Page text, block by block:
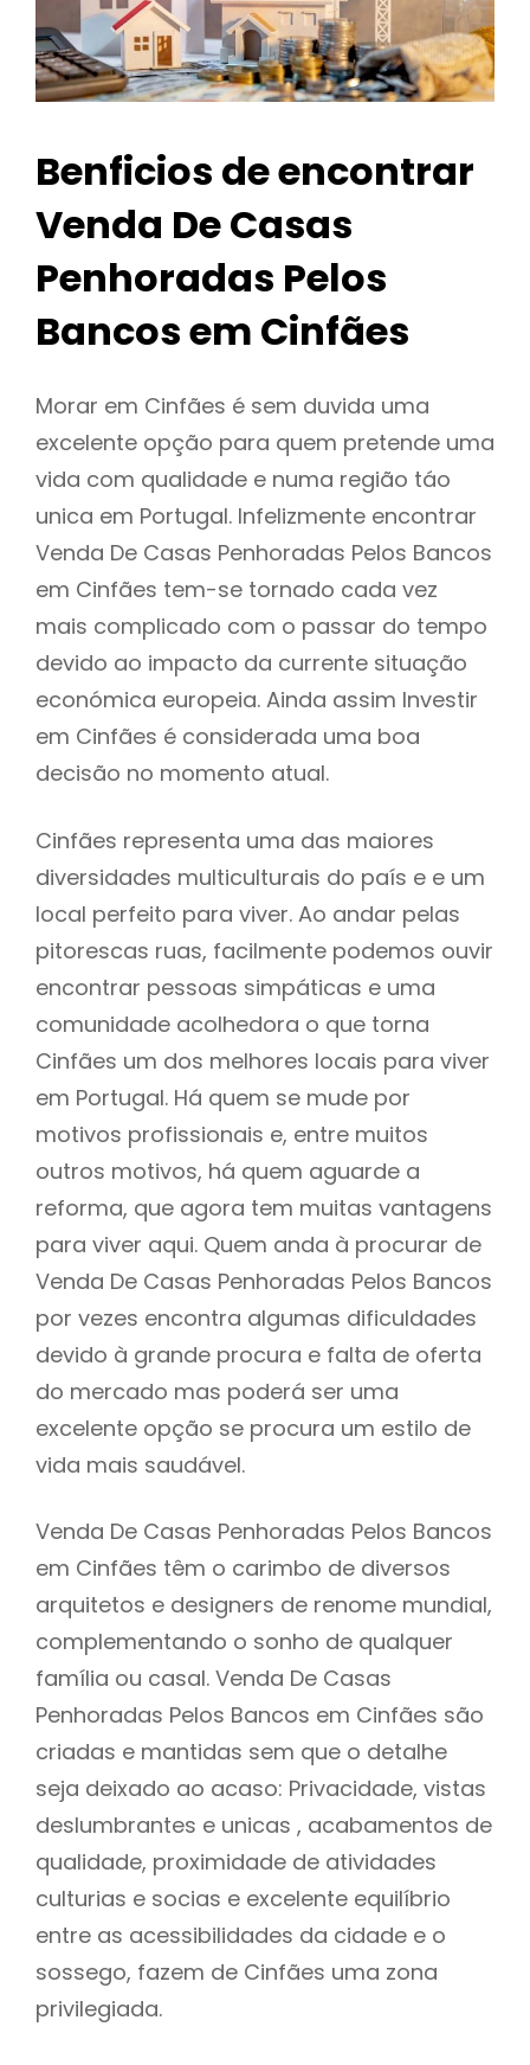
Benficios de encontrar
Venda De Casas
Penhoradas Pelos
Bancos em Cinfães
Morar em Cinfães é sem duvida uma
excelente opção para quem pretende uma
vida com qualidade e numa região táo
unica em Portugal. Infelizmente encontrar
Venda De Casas Penhoradas Pelos Bancos
em Cinfães tem-se tornado cada vez
mais complicado com o passar do tempo
devido ao impacto da currente situação
económica europeia. Ainda assim Investir
em Cinfães é considerada uma boa
decisão no momento atual.
Cinfães representa uma das maiores
diversidades multiculturais do país e e um
local perfeito para viver. Ao andar pelas
pitorescas ruas, facilmente podemos ouvir
encontrar pessoas simpáticas e uma
comunidade acolhedora o que torna
Cinfães um dos melhores locais para viver
em Portugal. Há quem se mude por
motivos profissionais e, entre muitos
outros motivos, há quem aguarde a
reforma, que agora tem muitas vantagens
para viver aqui. Quem anda à procurar de
Venda De Casas Penhoradas Pelos Bancos
por vezes encontra algumas dificuldades
devido à grande procura e falta de oferta
do mercado mas poderá ser uma
excelente opção se procura um estilo de
vida mais saudável.
Venda De Casas Penhoradas Pelos Bancos
em Cinfães têm o carimbo de diversos
arquitetos e designers de renome mundial,
complementando o sonho de qualquer
família ou casal. Venda De Casas
Penhoradas Pelos Bancos em Cinfães são
criadas e mantidas sem que o detalhe
seja deixado ao acaso: Privacidade, vistas
deslumbrantes e unicas , acabamentos de
qualidade, proximidade de atividades
culturias e socias e excelente equilíbrio
entre as acessibilidades da cidade e o
sossego, fazem de Cinfães uma zona
privilegiada.